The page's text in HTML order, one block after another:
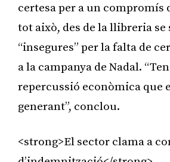
certesa per a un compromís
tot això, des de la llibreria se
“insegures” per la falta de
a la campanya de Nadal.
repercussió econòmica que
generant”, conclou.
<strong>El sector clama a